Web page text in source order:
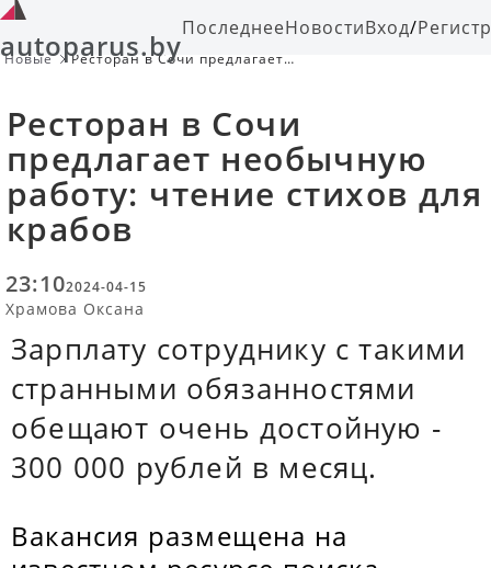
autoparus.byПоследнееНовостиВход/
Новые
Ресторан в Сочи предлагает
Ресторан в Сочи
предлагает необычную
работу: чтение стихов для
крабов
23:102024-04-15
Храмова Оксана
Зарплату сотруднику с такими
странными обязанностями
обещают очень достойную -
300 000 рублей в месяц.
Вакансия размещена на